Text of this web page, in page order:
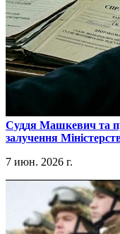
​Суддя Машкевич та
залучення
7 июн. 2026 г.